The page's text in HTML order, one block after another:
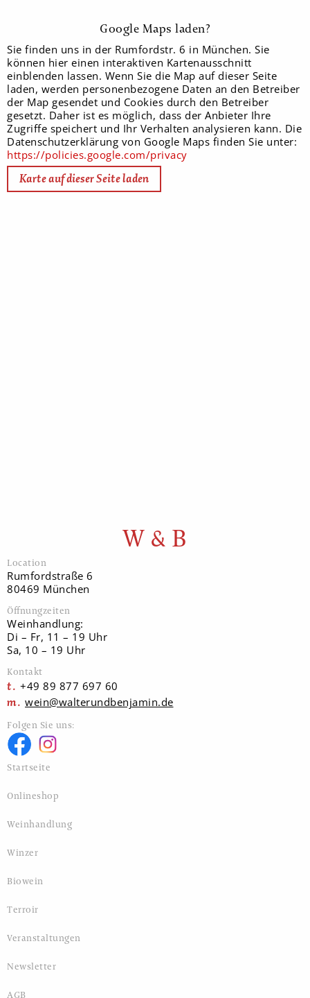
Google Maps laden?
Sie finden uns in der Rumfordstr. 6 in München. Sie
können hier einen interaktiven Kartenausschnitt
einblenden lassen. Wenn Sie die Map auf dieser Seite
laden, werden personenbezogene Daten an den Betreiber
der Map gesendet und Cookies durch den Betreiber
gesetzt. Daher ist es möglich, dass der Anbieter Ihre
Zugriffe speichert und Ihr Verhalten analysieren kann. Die
Datenschutzerklärung von Google Maps finden Sie unter:
https://policies.google.com/privacy
Karte auf dieser Seite laden
W & B
Location
Rumfordstraße 6
80469 München
Öffnungzeiten
Weinhandlung:
Di – Fr, 11 – 19 Uhr
Sa, 10 – 19 Uhr
Kontakt
+49 89 877 697 60
wein@walterundbenjamin.de
Folgen Sie uns:
Startseite
Onlineshop
Weinhandlung
Winzer
Biowein
Terroir
Veranstaltungen
Newsletter
AGB